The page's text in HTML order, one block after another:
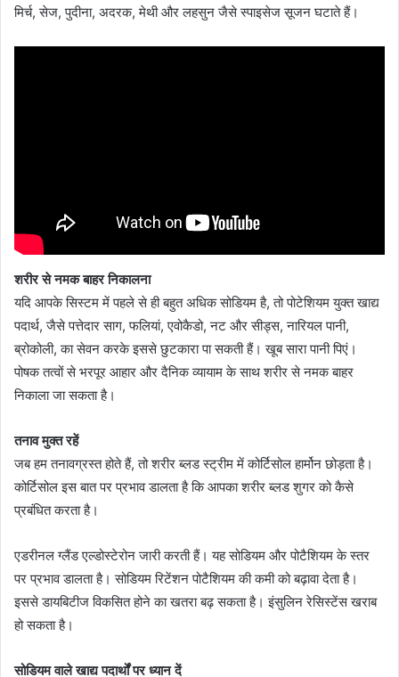
मिर्च, सेज, पुदीना, अदरक, मेथी और लहसुन जैसे स्पाइसेज सूजन घटाते हैं।
शरीर से नमक बाहर निकालना
यदि आपके सिस्टम में पहले से ही बहुत अधिक सोडियम है, तो पोटेशियम युक्त खाद्य
पदार्थ, जैसे पत्तेदार साग, फलियां, एवोकैडो, नट और सीड्स, नारियल पानी,
ब्रोकोली, का सेवन करके इससे छुटकारा पा सकती हैं। खूब सारा पानी पिएं।
पोषक तत्वों से भरपूर आहार और दैनिक व्यायाम के साथ शरीर से नमक बाहर
निकाला जा सकता है।
तनाव मुक्त रहें
जब हम तनावग्रस्त होते हैं, तो शरीर ब्लड स्ट्रीम में कोर्टिसोल हार्मोन छोड़ता है।
कोर्टिसोल इस बात पर प्रभाव डालता है कि आपका शरीर ब्लड शुगर को कैसे
प्रबंधित करता है।
एडरीनल ग्लैंड एल्डोस्टेरोन जारी करती हैं। यह सोडियम और पोटैशियम के स्तर
पर प्रभाव डालता है। सोडियम रिटेंशन पोटैशियम की कमी को बढ़ावा देता है।
इससे डायबिटीज विकसित होने का खतरा बढ़ सकता है। इंसुलिन रेसिस्टेंस खराब
हो सकता है।
सोडियम वाले खाद्य पदार्थों पर ध्यान दें